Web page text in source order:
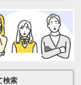
検索